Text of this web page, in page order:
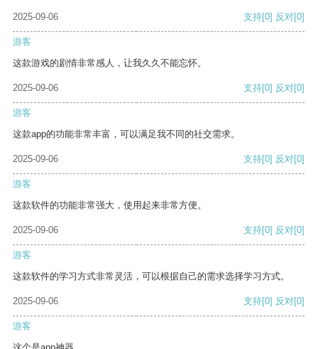
2025-09-06 支持[0] 反对[0]
游客
这款游戏的剧情非常感人，让我久久不能忘怀。
2025-09-06 支持[0] 反对[0]
游客
这款app的功能非常丰富，可以满足我不同的社交需求。
2025-09-06 支持[0] 反对[0]
游客
这款软件的功能非常强大，使用起来非常方便。
2025-09-06 支持[0] 反对[0]
游客
这款软件的学习方式非常灵活，可以根据自己的需求选择学习方式。
2025-09-06 支持[0] 反对[0]
游客